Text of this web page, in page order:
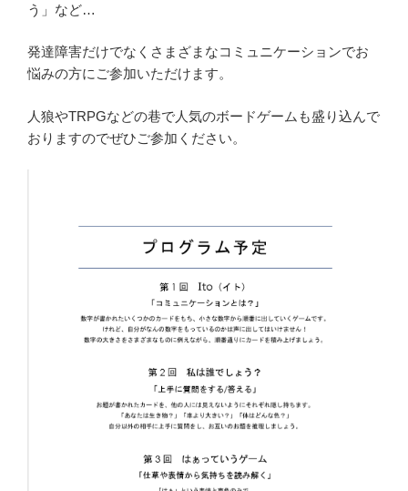
う」など…
発達障害だけでなくさまざまなコミュニケーションでお
悩みの方にご参加いただけます。
人狼やTRPGなどの巷で人気のボードゲームも盛り込んで
おりますのでぜひご参加ください。